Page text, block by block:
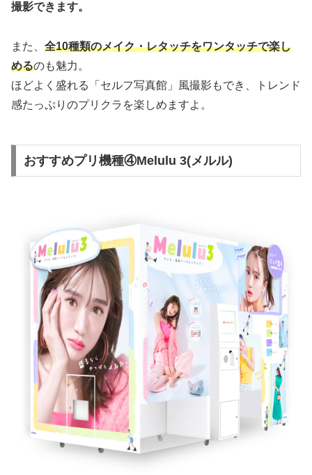
撮影できます。
また、 全10種類のメイク・レタッチをワンタッチで楽し
めるのも魅力。
ほどよく盛れる「セルフ写真館」風撮影もでき、トレンド
感たっぷりのプリクラを楽しめますよ。
おすすめプリ機種④Melulu 3(メルル)